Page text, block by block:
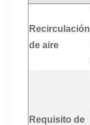
Recirculación
de aire
Requisito de